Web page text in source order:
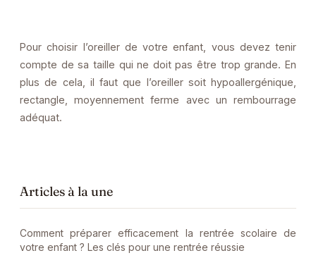
Pour choisir l’oreiller de votre enfant, vous devez tenir
compte de sa taille qui ne doit pas être trop grande. En
plus de cela, il faut que l’oreiller soit hypoallergénique,
rectangle, moyennement ferme avec un rembourrage
adéquat.
Articles à la une
Comment préparer efficacement la rentrée scolaire de
votre enfant ? Les clés pour une rentrée réussie